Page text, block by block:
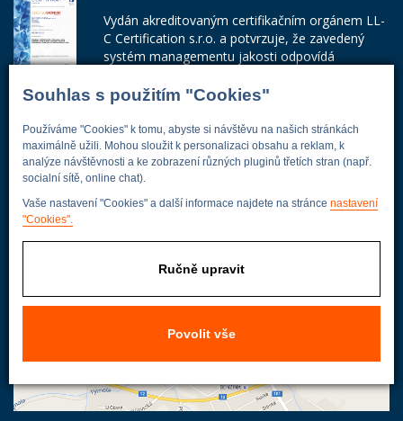
Souhlas s použitím "Cookies"
Používáme "Cookies" k tomu, abyste si návštěvu na našich stránkách
maximálně užili. Mohou sloužit k personalizaci obsahu a reklam, k
analýze návštěvnosti a ke zobrazení různých pluginů třetích stran (např.
socialní sítě, online chat).
Vaše nastavení "Cookies" a další informace najdete na stránce nastavení
"Cookies".
Ručně upravit
Povolit vše
Vydán akreditovaným certifikačním orgánem LL-
C Certification s.r.o. a potvrzuje, že zavedený
systém managementu jakosti odpovídá
Číslo certifikátu: 42014103
Adresa firmy
Wolkerova 433